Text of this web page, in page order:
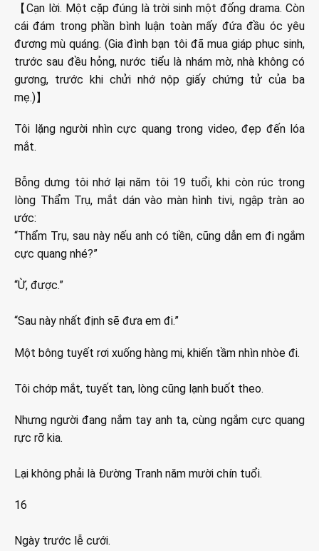
【Cạn lời. Một cặp đúng là trời sinh một đống drama. Còn
cái đám trong phần bình luận toàn mấy đứa đầu óc yêu
đương mù quáng. (Gia đình bạn tôi đã mua giáp phục sinh,
trước sau đều hỏng, nước tiểu là nhám mờ, nhà không có
gương, trước khi chửi nhớ nộp giấy chứng tử của ba
mẹ.)】
Tôi lặng người nhìn cực quang trong video, đẹp đến lóa
mắt.
Bỗng dưng tôi nhớ lại năm tôi 19 tuổi, khi còn rúc trong
lòng Thẩm Trụ, mắt dán vào màn hình tivi, ngập tràn ao
ước:
“Thẩm Trụ, sau này nếu anh có tiền, cũng dẫn em đi ngắm
cực quang nhé?”
“Ừ, được.”
“Sau này nhất định sẽ đưa em đi.”
Một bông tuyết rơi xuống hàng mi, khiến tầm nhìn nhòe đi.
Tôi chớp mắt, tuyết tan, lòng cũng lạnh buốt theo.
Nhưng người đang nắm tay anh ta, cùng ngắm cực quang
rực rỡ kia.
Lại không phải là Đường Tranh năm mười chín tuổi.
16
Ngày trước lễ cưới.